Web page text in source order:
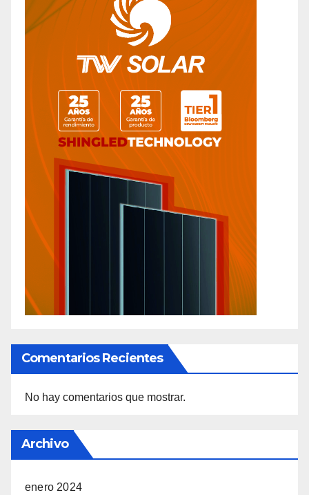
Comentarios Recientes
No hay comentarios que mostrar.
Archivo
enero 2024